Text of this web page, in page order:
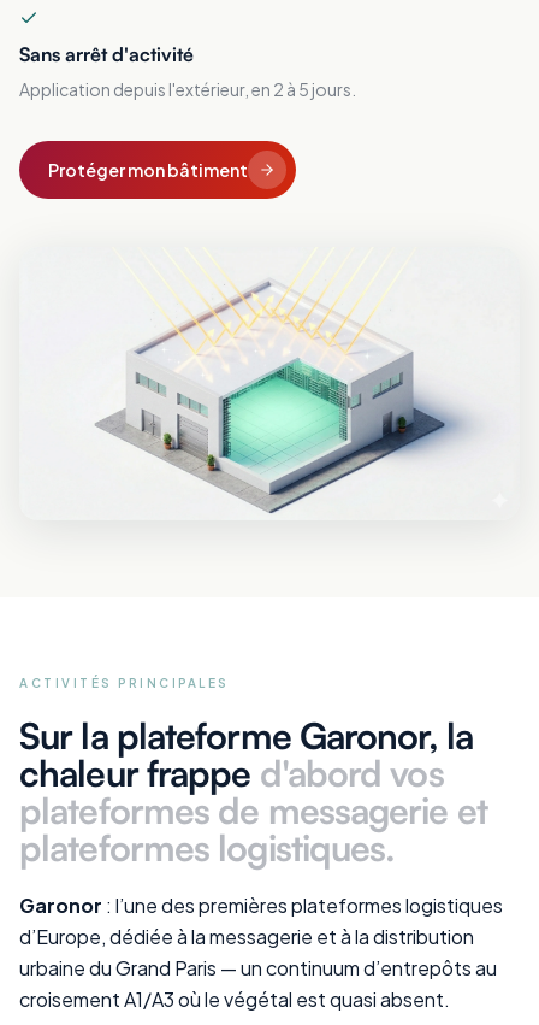
Sans arrêt d'activité
Application depuis l'extérieur, en 2 à 5 jours.
Protéger mon bâtiment
ACTIVITÉS PRINCIPALES
Sur la plateforme Garonor, la
chaleur frappe d'abord vos
plateformes de messagerie et
plateformes logistiques.
Garonor : l’une des premières plateformes logistiques
d’Europe, dédiée à la messagerie et à la distribution
urbaine du Grand Paris — un continuum d’entrepôts au
croisement A1/A3 où le végétal est quasi absent.